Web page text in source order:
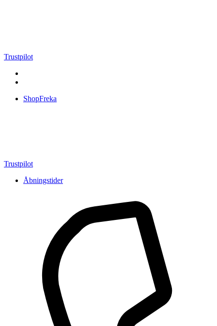
Trustpilot
ShopFreka
Trustpilot
Åbningstider